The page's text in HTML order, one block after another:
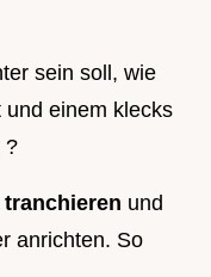
sein soll, wie
einem klecks
?
und
anrichten. So